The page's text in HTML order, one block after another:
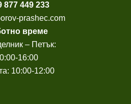
877 449 233
prashec.com
време
– Петък:
16:00
10:00-12:00